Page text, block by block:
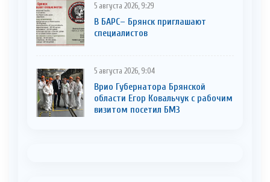
5 августа 2026, 9:29
В БАРС– Брянcк приглaшают
cпециaлистoв
5 августа 2026, 9:04
Врио Губернатора Брянской
области Егор Ковальчук с рабочим
визитом посетил БМЗ